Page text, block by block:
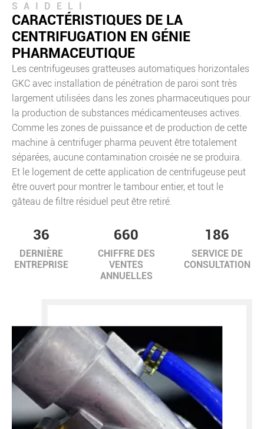
SAIDELI
CARACTÉRISTIQUES DE LA
CENTRIFUGATION EN GÉNIE
PHARMACEUTIQUE
Les centrifugeuses gratteuses automatiques horizontales
GKC avec installation de pénétration de paroi sont très
largement utilisées dans les zones pharmaceutiques pour
la production de substances médicamenteuses actives.
Comme les zones de puissance et de production de cette
machine à centrifuger pharma peuvent être totalement
séparées, aucune contamination croisée ne se produira.
Et le logement de cette application de centrifugeuse peut
être ouvert pour montrer le tambour entier, et tout le
gâteau de filtre résiduel peut être retiré.
36
DERNIÈRE
ENTREPRISE
660
CHIFFRE DES
VENTES
ANNUELLES
186
SERVICE DE
CONSULTATION